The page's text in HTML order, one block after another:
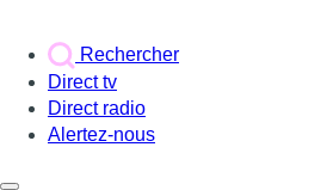
Rechercher
Direct tv
Direct radio
Alertez-nous